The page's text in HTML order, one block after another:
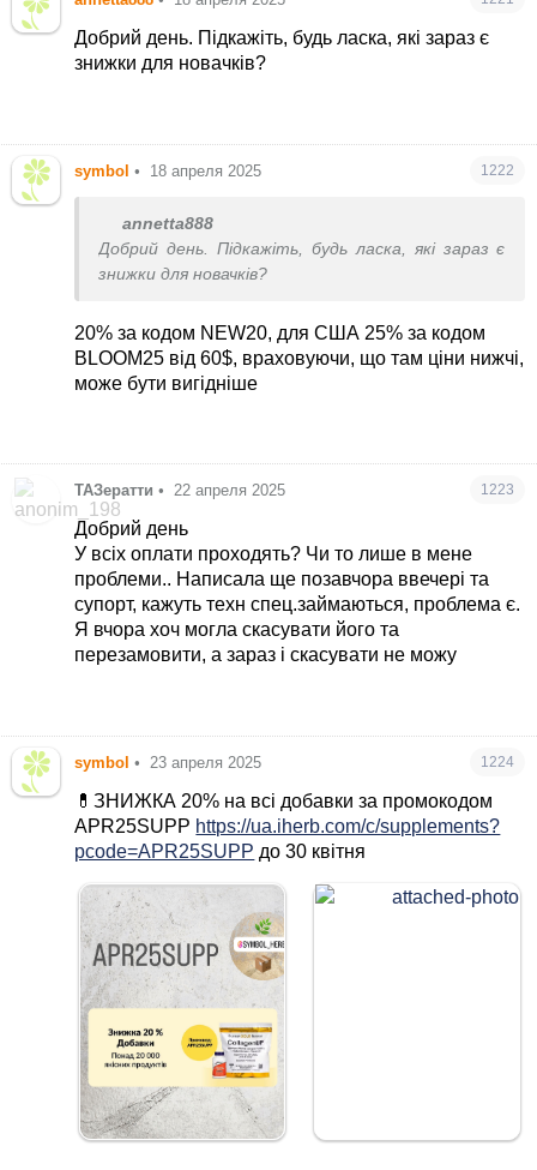
решт
Добрий день. Підкажіть, будь ласка, які зараз є
знижки для новачків?
symbol • 18 апреля 2025 1222
annetta888
Добрий день. Підкажіть, будь ласка, які зараз є
знижки для новачків?
20% за кодом NEW20, для США 25% за кодом
BLOOM25 від 60$, враховуючи, що там ціни нижчі,
може бути вигідніше
ТАЗератти • 22 апреля 2025 1223
Добрий день
У всіх оплати проходять? Чи то лише в мене
проблеми.. Написала ще позавчора ввечері та
супорт, кажуть техн спец.займаються, проблема є.
Я вчора хоч могла скасувати його та
перезамовити, а зараз і скасувати не можу
symbol • 23 апреля 2025 1224
💊ЗНИЖКА 20% на всі добавки за промокодом
APR25SUPP https://ua.iherb.com/c/supplements?
pcode=APR25SUPP до 30 квітня